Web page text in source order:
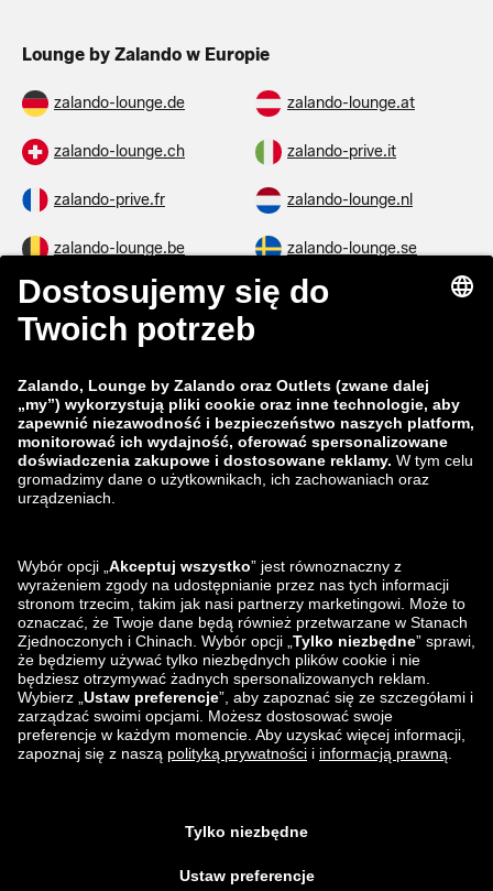
Lounge by Zalando w Europie
zalando-lounge.de zalando-lounge.at
zalando-lounge.ch zalando-prive.it
zalando-prive.fr zalando-lounge.nl
zalando-lounge.be zalando-lounge.se
zalando-lounge.fi zalando-lounge.dk
zalando-lounge.co.uk
zalando-prive.es zalando-lounge.cz
zalando-lounge.lt zalando-lounge.sk
zalando-lounge.ro zalando-lounge.hr
zalando-lounge.lu zalando-lounge.ee
zalando-lounge.lv zalando-lounge.no
Znajdziesz nas
na
sugerowaną ceną detaliczną .